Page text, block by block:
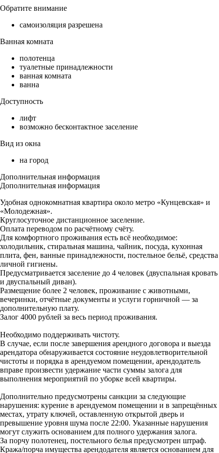
Обратите внимание
самоизоляция разрешена
Ванная комната
полотенца
туалетные принадлежности
ванная комната
ванна
Доступность
лифт
возможно бесконтактное заселение
Вид из окна
на город
Дополнительная информация
Дополнительная информация
Удобная однокомнатная квартира около метро «Кунцевская» и
«Молодежная».
Круглосуточное дистанционное заселение.
Оплата переводом по расчётному счёту.
Для комфортного проживания есть всё необходимое:
холодильник, стиральная машина, чайник, посуда, кухонная
плита, фен, ванные принадлежности, постельное бельё, средства
личной гигиены.
Предусматривается заселение до 4 человек (двуспальная кровать
и двуспальный диван).
Размещение более 2 человек, проживание с животными,
вечеринки, отчётные документы и услуги горничной — за
дополнительную плату.
Залог 4000 рублей за весь период проживания.
Необходимо поддерживать чистоту.
В случае, если после завершения арендного договора и выезда
арендатора обнаруживается состояние неудовлетворительной
чистоты и порядка в арендуемом помещении, арендодатель
вправе произвести удержание части суммы залога для
выполнения мероприятий по уборке всей квартиры.
Дополнительно предусмотрены санкции за следующие
нарушения: курение в арендуемом помещении и в запрещённых
местах, утрату ключей, оставленную открытой дверь и
превышение уровня шума после 22:00. Указанные нарушения
могут служить основанием для полного удержания залога.
За порчу полотенец, постельного белья предусмотрен штраф.
Кража/порча имущества арендодателя является основанием для